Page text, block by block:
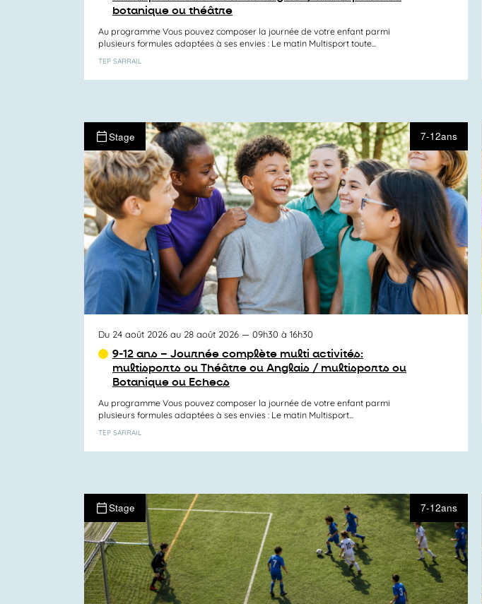
botanique ou théâtre
Au programme Vous pouvez composer la journée de votre enfant parmi
plusieurs formules adaptées à ses envies : Le matin Multisport toute...
TEP SARRAIL
Stage 7-12ans
Du 24 août 2026 au 28 août 2026 — 09h30 à 16h30
9-12 ans – Journée complète multi activités:
multisports ou Théâtre ou Anglais / multisports ou
Botanique ou Echecs
Au programme Vous pouvez composer la journée de votre enfant parmi
plusieurs formules adaptées à ses envies : Le matin Multisport...
TEP SARRAIL
Stage 7-12ans